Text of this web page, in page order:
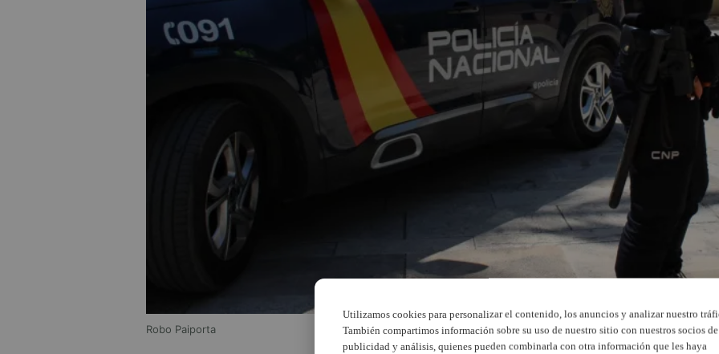
Robo Paiporta
Utilizamos cookies para personalizar el contenido, los anuncios y analizar nuestro
También compartimos información sobre su uso de nuestro sitio con nuestros socios de
publicidad y análisis, quienes pueden combinarla con otra información que les haya